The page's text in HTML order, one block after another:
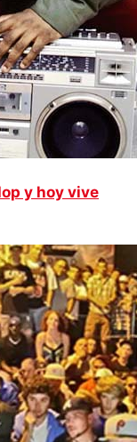
y hoy vive